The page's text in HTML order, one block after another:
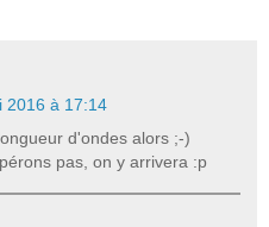
2016 à 17:14
d'ondes alors ;-)
pas, on y arrivera :p